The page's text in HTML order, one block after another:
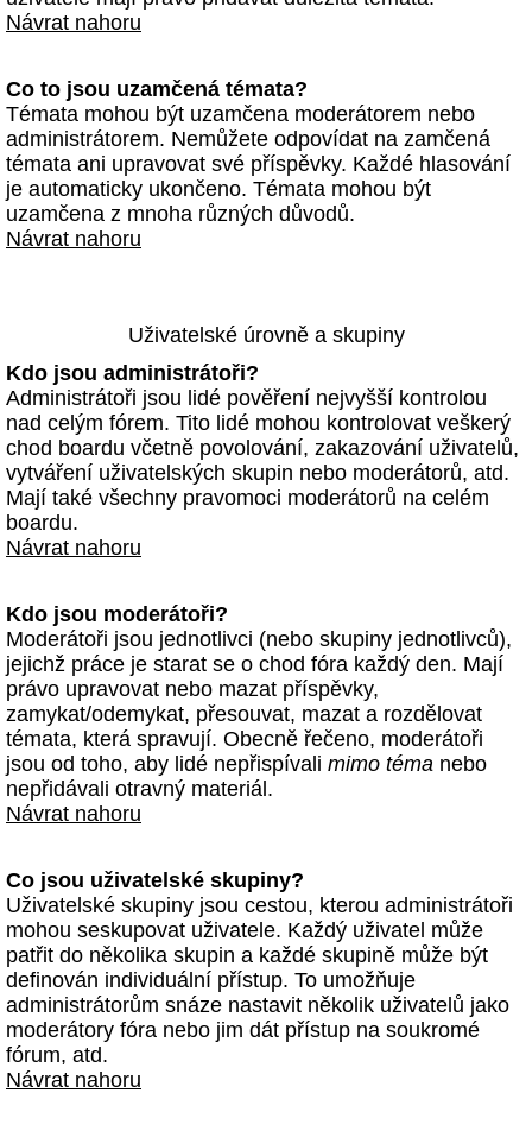
Návrat nahoru
Co to jsou uzamčená témata?
Témata mohou být uzamčena moderátorem nebo
administrátorem. Nemůžete odpovídat na zamčená
témata ani upravovat své příspěvky. Každé hlasování
je automaticky ukončeno. Témata mohou být
uzamčena z mnoha různých důvodů.
Návrat nahoru
Uživatelské úrovně a skupiny
Kdo jsou administrátoři?
Administrátoři jsou lidé pověření nejvyšší kontrolou
nad celým fórem. Tito lidé mohou kontrolovat veškerý
chod boardu včetně povolování, zakazování uživatelů,
vytváření uživatelských skupin nebo moderátorů, atd.
Mají také všechny pravomoci moderátorů na celém
boardu.
Návrat nahoru
Kdo jsou moderátoři?
Moderátoři jsou jednotlivci (nebo skupiny jednotlivců),
jejichž práce je starat se o chod fóra každý den. Mají
právo upravovat nebo mazat příspěvky,
zamykat/odemykat, přesouvat, mazat a rozdělovat
témata, která spravují. Obecně řečeno, moderátoři
jsou od toho, aby lidé nepřispívali mimo téma nebo
nepřidávali otravný materiál.
Návrat nahoru
Co jsou uživatelské skupiny?
Uživatelské skupiny jsou cestou, kterou administrátoři
mohou seskupovat uživatele. Každý uživatel může
patřit do několika skupin a každé skupině může být
definován individuální přístup. To umožňuje
administrátorům snáze nastavit několik uživatelů jako
moderátory fóra nebo jim dát přístup na soukromé
fórum, atd.
Návrat nahoru